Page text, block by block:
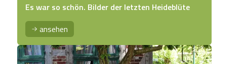
Es war so schön. Bilder der letzten Heideblüte
ansehen